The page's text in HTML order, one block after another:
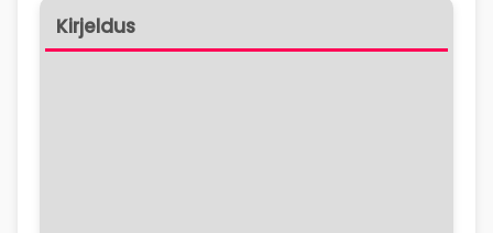
Kirjeldus